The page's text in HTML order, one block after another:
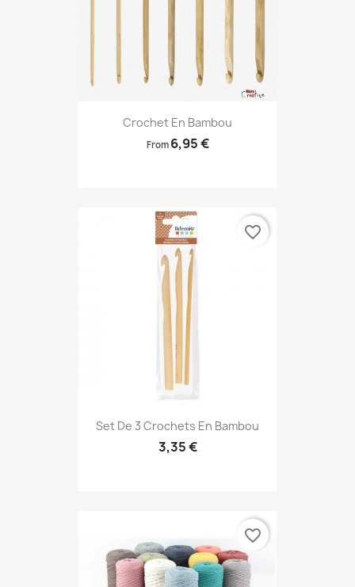
Crochet En Bambou
From 6,95 €
Set De 3 Crochets En Bambou
3,35 €
favorite_border
favorite_border